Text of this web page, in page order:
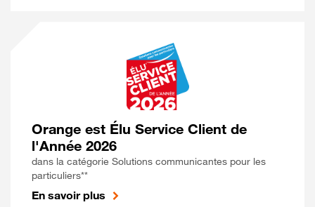
Orange est Élu Service Client de
l'Année 2026
dans la catégorie Solutions communicantes pour les
particuliers**
En savoir plus